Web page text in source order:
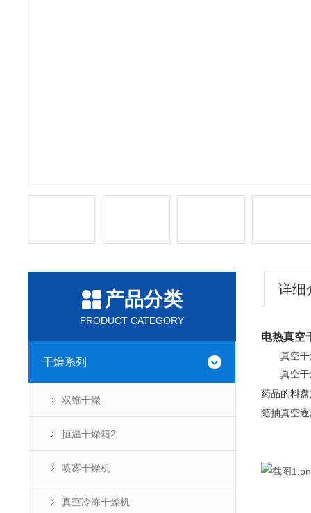
产品分类
PRODUCT CATEGORY
干燥系列
双锥干燥
恒温干燥箱2
喷雾干燥机
真空冷冻干燥机
详细
电热真空
真空
真空
药品的料
随抽真空